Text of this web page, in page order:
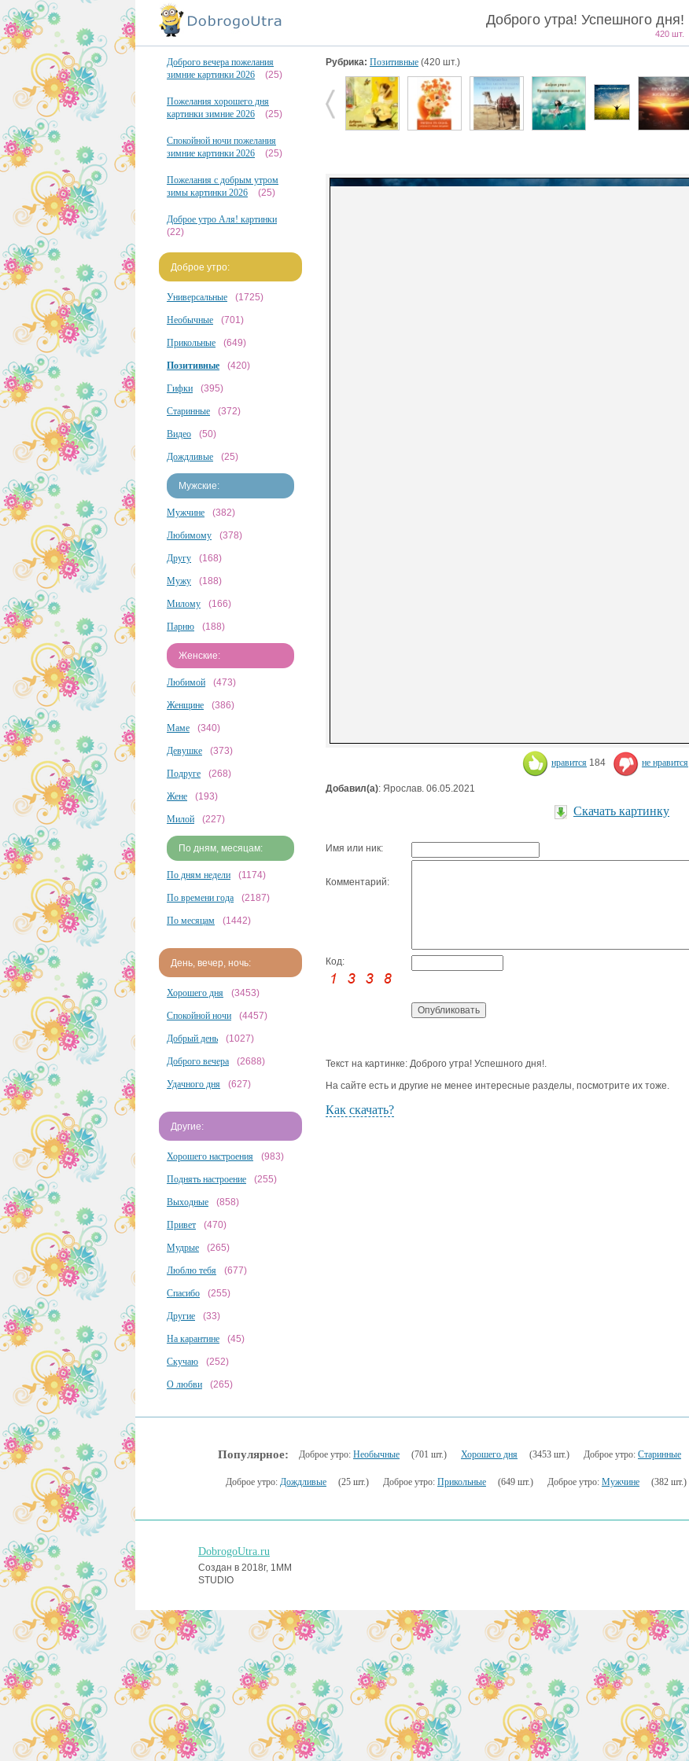
Доброго утра! Успешного дня!
420 шт.
Доброго вечера пожелания
зимние картинки 2026
(25)
Пожелания хорошего дня
картинки зимние 2026
(25)
Спокойной ночи пожелания
зимние картинки 2026
(25)
Пожелания с добрым утром
зимы картинки 2026
(25)
Доброе утро Аля! картинки
(22)
Доброе утро:
Универсальные (1725)
Необычные (701)
Прикольные (649)
Позитивные (420)
Гифки (395)
Старинные (372)
Видео (50)
Дождливые (25)
Мужские:
Мужчине (382)
Любимому (378)
Другу (168)
Мужу (188)
Милому (166)
Парню (188)
Женские:
Любимой (473)
Женщине (386)
Маме (340)
Девушке (373)
Подруге (268)
Жене (193)
Милой (227)
По дням, месяцам:
По дням недели (1174)
По времени года (2187)
По месяцам (1442)
День, вечер, ночь:
Хорошего дня (3453)
Спокойной ночи (4457)
Добрый день (1027)
Доброго вечера (2688)
Удачного дня (627)
Другие:
Хорошего настроения (983)
Поднять настроение (255)
Выходные (858)
Привет (470)
Мудрые (265)
Люблю тебя (677)
Спасибо (255)
Другие (33)
На карантине (45)
Скучаю (252)
О любви (265)
Рубрика: Позитивные (420 шт.)
нравится 184 не нравится
Добавил(а): Ярослав. 06.05.2021
Скачать картинку
Имя или ник:
Комментарий:
Код:
Текст на картинке: Доброго утра! Успешного дня!.
На сайте есть и другие не менее интересные разделы, посмотрите их тоже.
Как скачать?
Популярное: Доброе утро: Необычные (701 шт.) Хорошего дня (3453 шт.) Доброе утро: Старинные
Доброе утро: Дождливые (25 шт.) Доброе утро: Прикольные (649 шт.) Доброе утро: Мужчине (382 шт.)
DobrogoUtra.ru
Создан в 2018г, 1MM
STUDIO